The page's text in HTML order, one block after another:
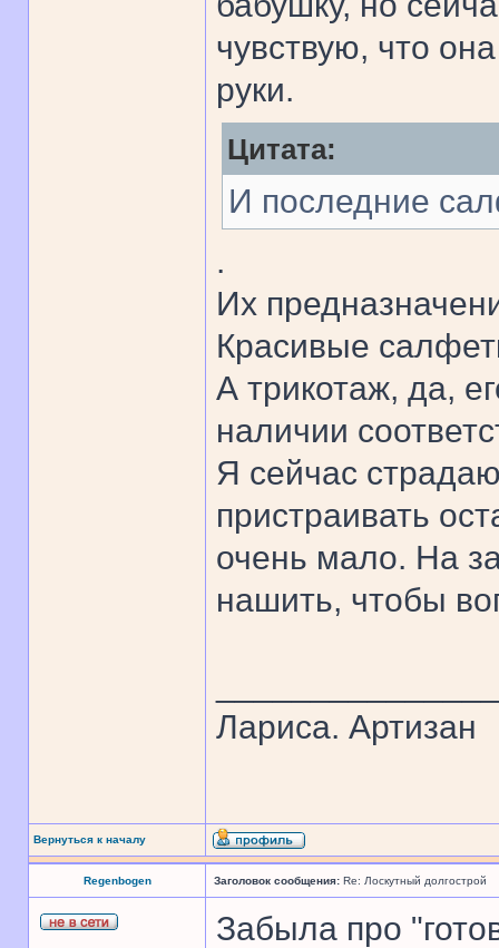
чувствую, что
руки.
Цитата:
И последние
.
Их
Красивые
А трикотаж, да,
наличии
Я сейчас
пристраивать
очень мало. На
нашить, чтобы
Лариса. Артизан
Вернуться к началу
Regenbogen Заголовок сообщения: Re: Лоскутный долгострой
Забыла про